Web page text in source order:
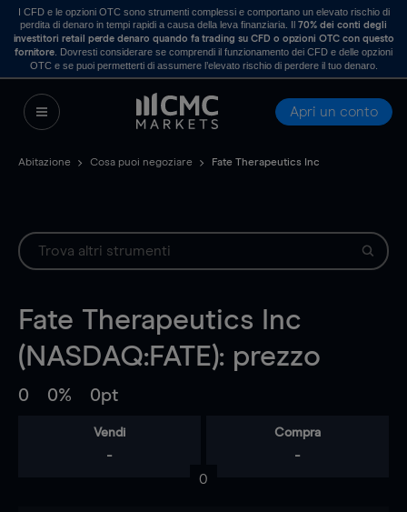
I CFD e le opzioni OTC sono strumenti complessi e comportano un elevato rischio di
perdita di denaro in tempi rapidi a causa della leva finanziaria. Il70% dei conti degli
investitori retail perde denaro quando fa trading su CFD o opzioni OTC con questo
fornitore . Dovresti considerare se comprendi il funzionamento dei CFD e delle opzioni
OTC e se puoi permetterti di assumere l’elevato rischio di perdere il tuo denaro.
Apri un conto
Abitazione Cosa puoi negoziare Fate Therapeutics Inc
Fate Therapeutics Inc
(NASDAQ:FATE): prezzo
0 0% 0pt
Vendi
-
Compra
-
0